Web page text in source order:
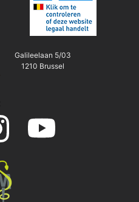
Galileelaan 5/03
1210 Brussel